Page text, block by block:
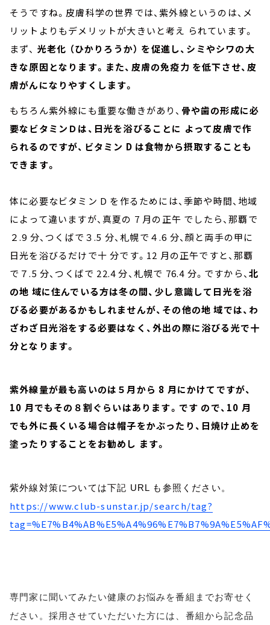
そうですね。皮膚科学の世界では、紫外線というのは、メ
リットよりもデメリットが大きいと考え られています。
まず、 光老化 （ひかりろうか） を促進し、シミやシワの大
きな原因となります。また、皮膚の免疫力 を低下させ、皮
膚がんになりやすくします。
もちろん紫外線にも重要な働きがあり、 骨や歯の形成に必
要なビタミンＤは、日光を浴びることに よって皮膚で作
られるのですが、ビタミン D は食物から摂取することも
できます。
体に必要なビタミン D を作るためには、季節や時間、地域
によって違いますが、真夏の 7 月の正午 でしたら、那覇で
２.9 分、つくばで３.5 分、札幌で４.6 分、顔と両手の甲に
日光を浴びるだけで十 分です。12 月の正午ですと、那覇
で７.5 分、つくばで 22.4 分、札幌で 76.4 分。ですから、 北
の地 域に住んでいる方は冬の間、少し意識して日光を浴
びる必要があるかもしれませんが、その他の地 域では、わ
ざわざ日光浴をする必要はなく、外出の際に浴びる光で十
分となります。
紫外線量が最も高いのは５月から 8 月にかけてですが、
10 月でもその８割ぐらいはあります。です ので、10 月
でも外に長くいる場合は帽子をかぶったり、日焼け止めを
塗ったりすることをお勧めし ます。
紫外線対策については下記 URL も参照ください。
https://www.club-sunstar.jp/search/tag?
専門家に聞いてみたい健康のお悩みを番組までお寄せく
ださい。採用させていただいた方には、番組から記念品